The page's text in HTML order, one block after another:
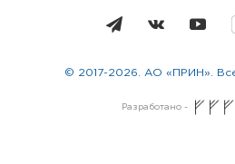
Разработано -
© 2017-2026. АО «ПРИН».